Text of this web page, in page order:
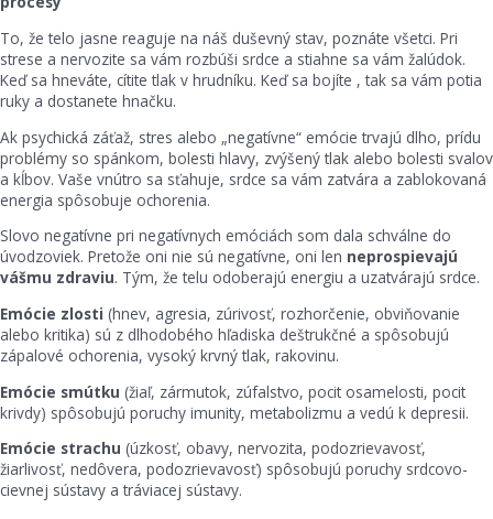
To, že telo jasne reaguje na náš duševný stav, poznáte všetci. Pri
strese a nervozite sa vám rozbúši srdce a stiahne sa vám žalúdok.
Keď sa hneváte, cítite tlak v hrudníku. Keď sa bojíte , tak sa vám potia
ruky a dostanete hnačku.
Ak psychická záťaž, stres alebo „negatívne“ emócie trvajú dlho, prídu
problémy so spánkom, bolesti hlavy, zvýšený tlak alebo bolesti svalov
a kĺbov. Vaše vnútro sa sťahuje, srdce sa vám zatvára a zablokovaná
energia spôsobuje ochorenia.
Slovo negatívne pri negatívnych emóciách som dala schválne do
úvodzoviek. Pretože oni nie sú negatívne, oni len neprospievajú
vášmu zdraviu. Tým, že telu odoberajú energiu a uzatvárajú srdce.
Emócie zlosti (hnev, agresia, zúrivosť, rozhorčenie, obviňovanie
alebo kritika) sú z dlhodobého hľadiska deštrukčné a spôsobujú
zápalové ochorenia, vysoký krvný tlak, rakovinu.
Emócie smútku (žiaľ, zármutok, zúfalstvo, pocit osamelosti, pocit
krivdy) spôsobujú poruchy imunity, metabolizmu a vedú k depresii.
Emócie strachu (úzkosť, obavy, nervozita, podozrievavosť,
žiarlivosť, nedôvera, podozrievavosť) spôsobujú poruchy srdcovo-
cievnej sústavy a tráviacej sústavy.